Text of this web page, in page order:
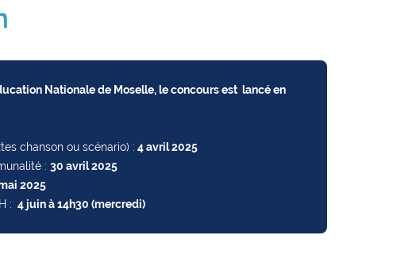
Nationale de Moselle, le concours est lancé en
chanson ou scénario) : 4 avril 2025
: 30 avril 2025
2025
: 4 juin à 14h30 (mercredi)